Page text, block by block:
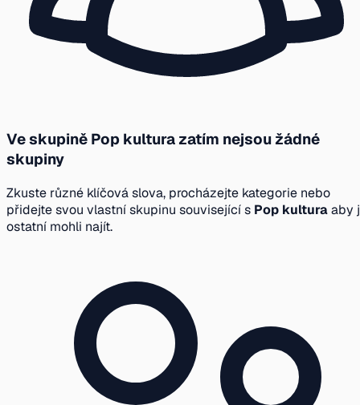
Ve skupině Pop kultura zatím nejsou žádné
skupiny
Zkuste různé klíčová slova, procházejte kategorie nebo
přidejte svou vlastní skupinu související s Pop kulturaaby
ostatní mohli najít.